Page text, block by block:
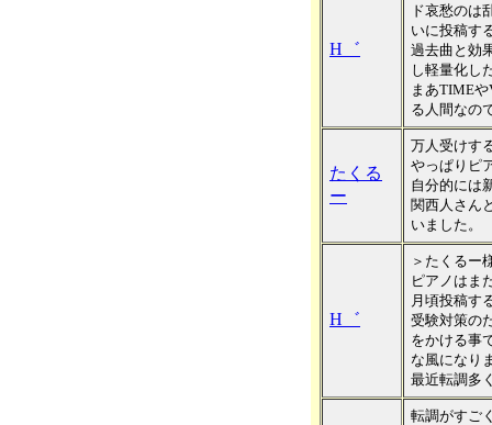
H゛
ド哀愁のは
いに投稿す
過去曲と効
し軽量化し
まあTIME
る人間なの
たくる
ー
万人受けす
やっぱりピ
自分的には
関西人さん
いました。
H゛
＞たくるー
ピアノはま
月頃投稿す
受験対策の
をかける事
な風になり
最近転調多
転調がすご